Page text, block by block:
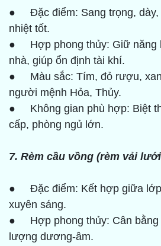
● Đặc điểm: Sang trọng, dày,
nhiệt tốt.
● Hợp phong thủy: Giữ năng
nhà, giúp ổn định tài khí.
● Màu sắc: Tím, đỏ rượu,
người mệnh Hỏa, Thủy.
● Không gian phù hợp: Biệt
cấp, phòng ngủ lớn.
7. Rèm cầu vồng (rèm vải
● Đặc điểm: Kết hợp giữa
xuyên sáng.
● Hợp phong thủy: Cân bằng
lượng dương-âm.